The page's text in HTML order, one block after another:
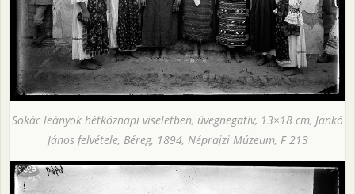
Sokác leányok hétköznapi viseletben, üvegnegatív, 13×18 cm, Jankó
János felvétele, Béreg, 1894, Néprajzi Múzeum, F 213